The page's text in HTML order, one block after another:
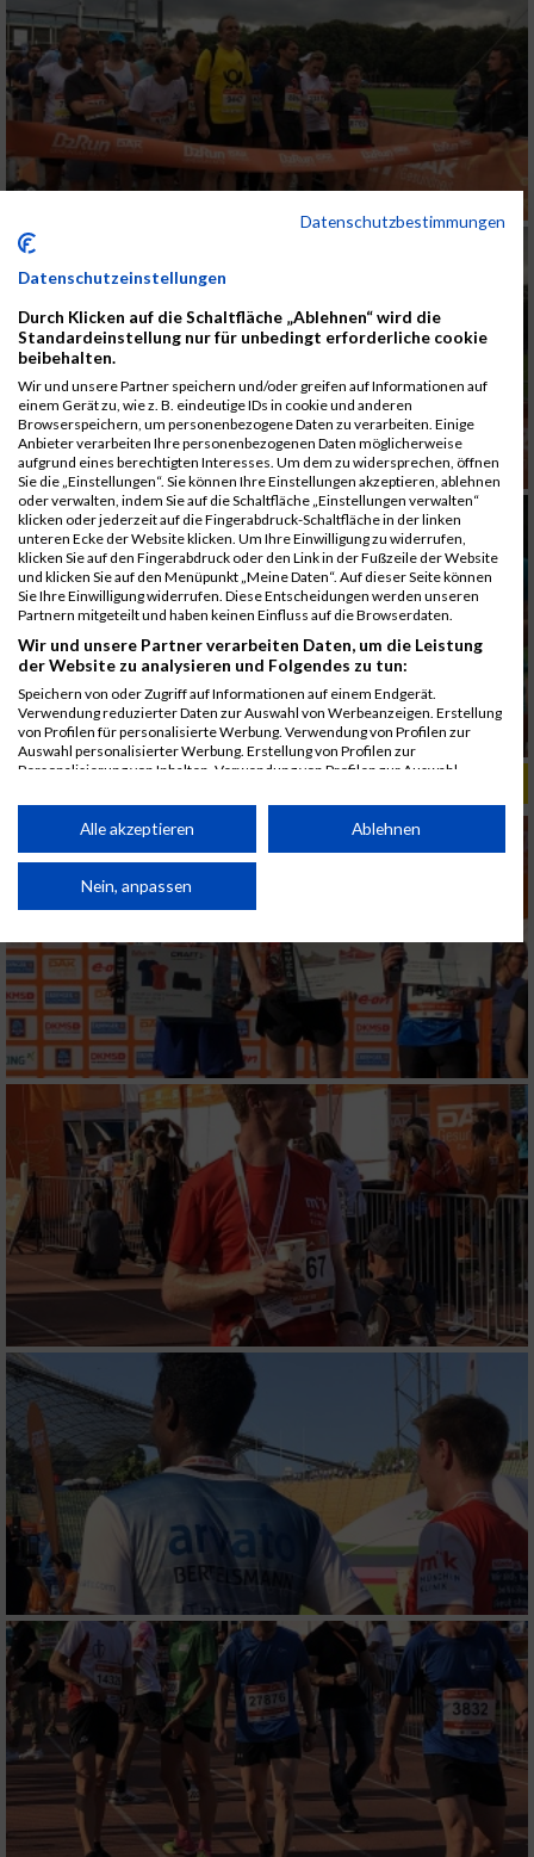
Datenschutzbestimmungen
Datenschutzeinstellungen
Durch Klicken auf die Schaltfläche „Ablehnen“ wird die
Standardeinstellung nur für unbedingt erforderliche cookie
beibehalten.
Wir und unsere Partner speichern und/oder greifen auf Informationen auf
einem Gerät zu, wie z. B. eindeutige IDs in cookie und anderen
Browserspeichern, um personenbezogene Daten zu verarbeiten. Einige
Anbieter verarbeiten Ihre personenbezogenen Daten möglicherweise
aufgrund eines berechtigten Interesses. Um dem zu widersprechen, öffnen
Sie die „Einstellungen“. Sie können Ihre Einstellungen akzeptieren, ablehnen
oder verwalten, indem Sie auf die Schaltfläche „Einstellungen verwalten“
klicken oder jederzeit auf die Fingerabdruck-Schaltfläche in der linken
unteren Ecke der Website klicken. Um Ihre Einwilligung zu widerrufen,
klicken Sie auf den Fingerabdruck oder den Link in der Fußzeile der Website
und klicken Sie auf den Menüpunkt „Meine Daten“. Auf dieser Seite können
Sie Ihre Einwilligung widerrufen. Diese Entscheidungen werden unseren
Partnern mitgeteilt und haben keinen Einfluss auf die Browserdaten.
Wir und unsere Partner verarbeiten Daten, um die Leistung
der Website zu analysieren und Folgendes zu tun:
Speichern von oder Zugriff auf Informationen auf einem Endgerät.
Verwendung reduzierter Daten zur Auswahl von Werbeanzeigen. Erstellung
von Profilen für personalisierte Werbung. Verwendung von Profilen zur
Auswahl personalisierter Werbung. Erstellung von Profilen zur
Personalisierung von Inhalten. Verwendung von Profilen zur Auswahl
Performance von Inhalten. Analyse von Zielgruppen durch Statistiken oder
Kombinationen von Daten aus verschiedenen Quellen. Entwicklung und
von Inhalten.
Daten können außerhalb der Europäischen Union weitergegeben und in die
Website/App.
Partnerliste anzeigen (1 IAB-Anbieter)
Wir nutzen Ihre Daten für folgende Zwecke:
IAB-Verarbeitungszwecke:
Speichern von oder Zugriff auf Informationen
auf einem Endgerät
Verwendung reduzierter Daten zur Auswahl
von Werbeanzeigen
Erstellung von Profilen für personalisierte
Werbung
Verwendung von Profilen zur Auswahl
personalisierter Werbung
Erstellung von Profilen zur Personalisierung
von Inhalten
Verwendung von Profilen zur Auswahl
personalisierter Inhalte
Messung der Werbeleistung
Messung der Performance von Inhalten
Analyse von Zielgruppen durch Statistiken
oder Kombinationen von Daten aus
verschiedenen Quellen
Entwicklung und Verbesserung der Angebote
Verwendung reduzierter Daten zur Auswahl
Alle akzeptieren Ablehnen
Nein, anpassen